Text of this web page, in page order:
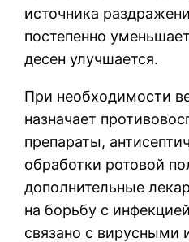
источника
постепенно
десен улучшается.
При необходимости
назначает
препараты,
обработки ротовой
дополнительные
на борьбу с
связано с вирусными